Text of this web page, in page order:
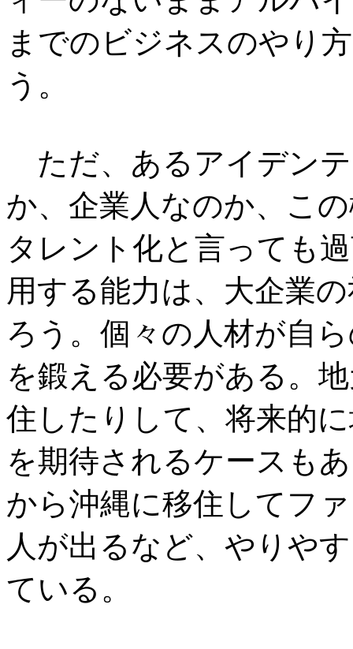
までのビジネスのやり
う。
ただ、あるアイデン
か、企業人なのか、こ
タレント化と言っても
用する能力は、大企業
ろう。個々の人材が自
を鍛える必要がある。
住したりして、将来的
を期待されるケースも
から沖縄に移住してフ
人が出るなど、やりや
ている。